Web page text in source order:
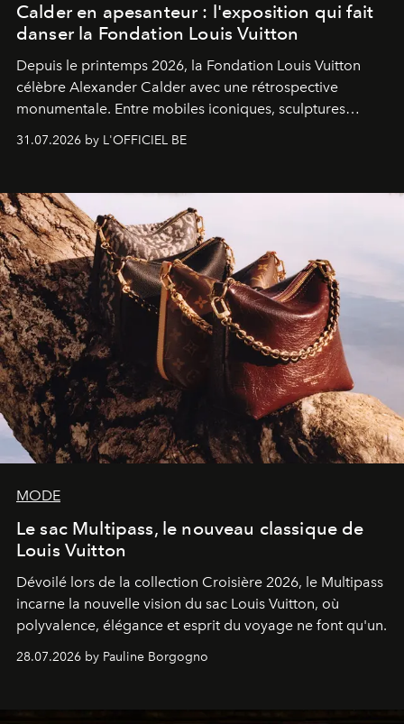
Calder en apesanteur : l'exposition qui fait
danser la Fondation Louis Vuitton
Depuis le printemps 2026, la Fondation Louis Vuitton
célèbre Alexander Calder avec une rétrospective
monumentale. Entre mobiles iconiques, sculptures
monumentales et poésie du mouvement, l'artiste
américain investit les espaces imaginés par Frank Gehry
sculpture.
31.07.2026 by L'OFFICIEL BE
MODE
Le sac Multipass, le nouveau classique de
Louis Vuitton
Dévoilé lors de la collection Croisière 2026, le Multipass
incarne la nouvelle vision du sac Louis Vuitton, où
polyvalence, élégance et esprit du voyage ne font qu'un.
28.07.2026 by Pauline Borgogno